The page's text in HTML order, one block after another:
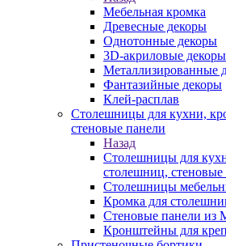
Мебельная кромка
Древесные декоры
Однотонные декоры
3D-акриловые декоры
Металлизированные
Фантазийные декоры
Клей-расплав
Столешницы для кухни,
стеновые панели
Назад
Столешницы для
столешниц, стеновые
Столешницы
Кромка для
Стеновые панели
Кронштейны для